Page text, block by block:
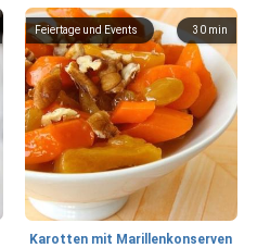
30 min
Feiertage und Events
Karotten mit Marillenkonserven